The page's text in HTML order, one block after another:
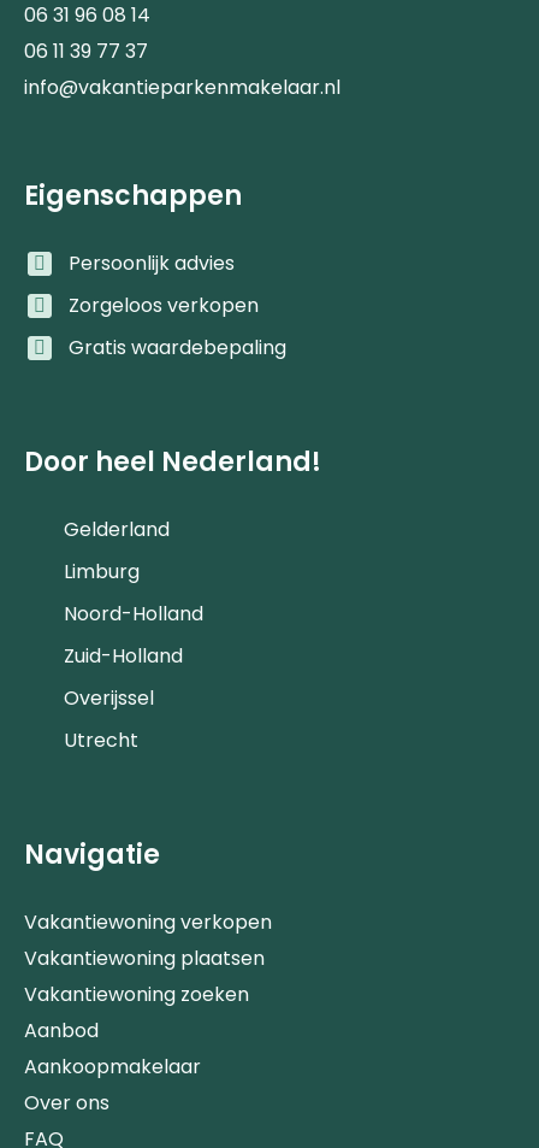
06 31 96 08 14
06 11 39 77 37
info@vakantieparkenmakelaar.nl
Eigenschappen
Persoonlijk advies
Zorgeloos verkopen
Gratis waardebepaling
Door heel Nederland!
Gelderland
Limburg
Noord-Holland
Zuid-Holland
Overijssel
Utrecht
Navigatie
Vakantiewoning verkopen
Vakantiewoning plaatsen
Vakantiewoning zoeken
Aanbod
Aankoopmakelaar
Over ons
FAQ